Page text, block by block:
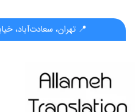
📍 تهران، سعادت‌آباد، خیابان علامه شمالی،